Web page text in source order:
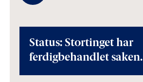
Status: Stortinget har
ferdigbehandlet saken.